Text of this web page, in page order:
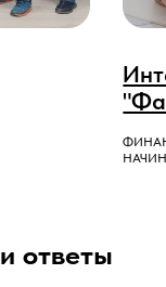
ответы